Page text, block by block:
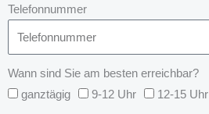
Telefonnummer
Wann sind Sie am besten erreichbar?
ganztägig
9-12 Uhr 12-15 Uhr